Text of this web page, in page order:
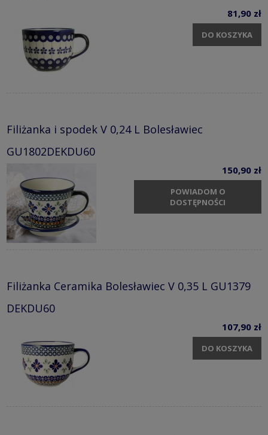
81,90 zł
DO KOSZYKA
Filiżanka i spodek V 0,24 L Bolesławiec
GU1802DEKDU60
150,90 zł
POWIADOM O
DOSTĘPNOŚCI
Filiżanka Ceramika Bolesławiec V 0,35 L GU1379
DEKDU60
107,90 zł
DO KOSZYKA